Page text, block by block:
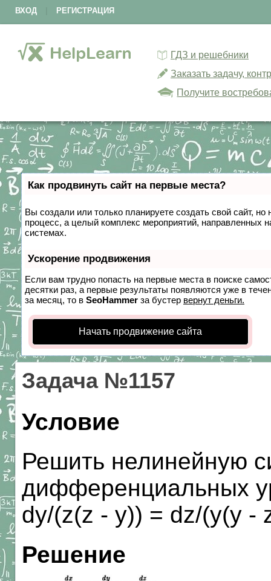
ВХОД РЕГИСТРАЦИЯ
ГДЗ и решебники
Заказать задачу,
Получите
Как продвинуть сайт на первые места?
Вы создали или только планируете создать свой сайт,
процесс, а целый комплекс мероприятий, направленных
системах.
Ускорение продвижения
Если вам трудно попасть на первые места в поиске
десятки раз, а первые результаты появляются уже в
за месяц, то в SeoHammer за бустер вернут деньги.
Начать продвижение сайта
Задача №1157
Условие
Решить нелинейную
дифференциальных
dy/(z(z - y)) = dz/(y(y -
Решение